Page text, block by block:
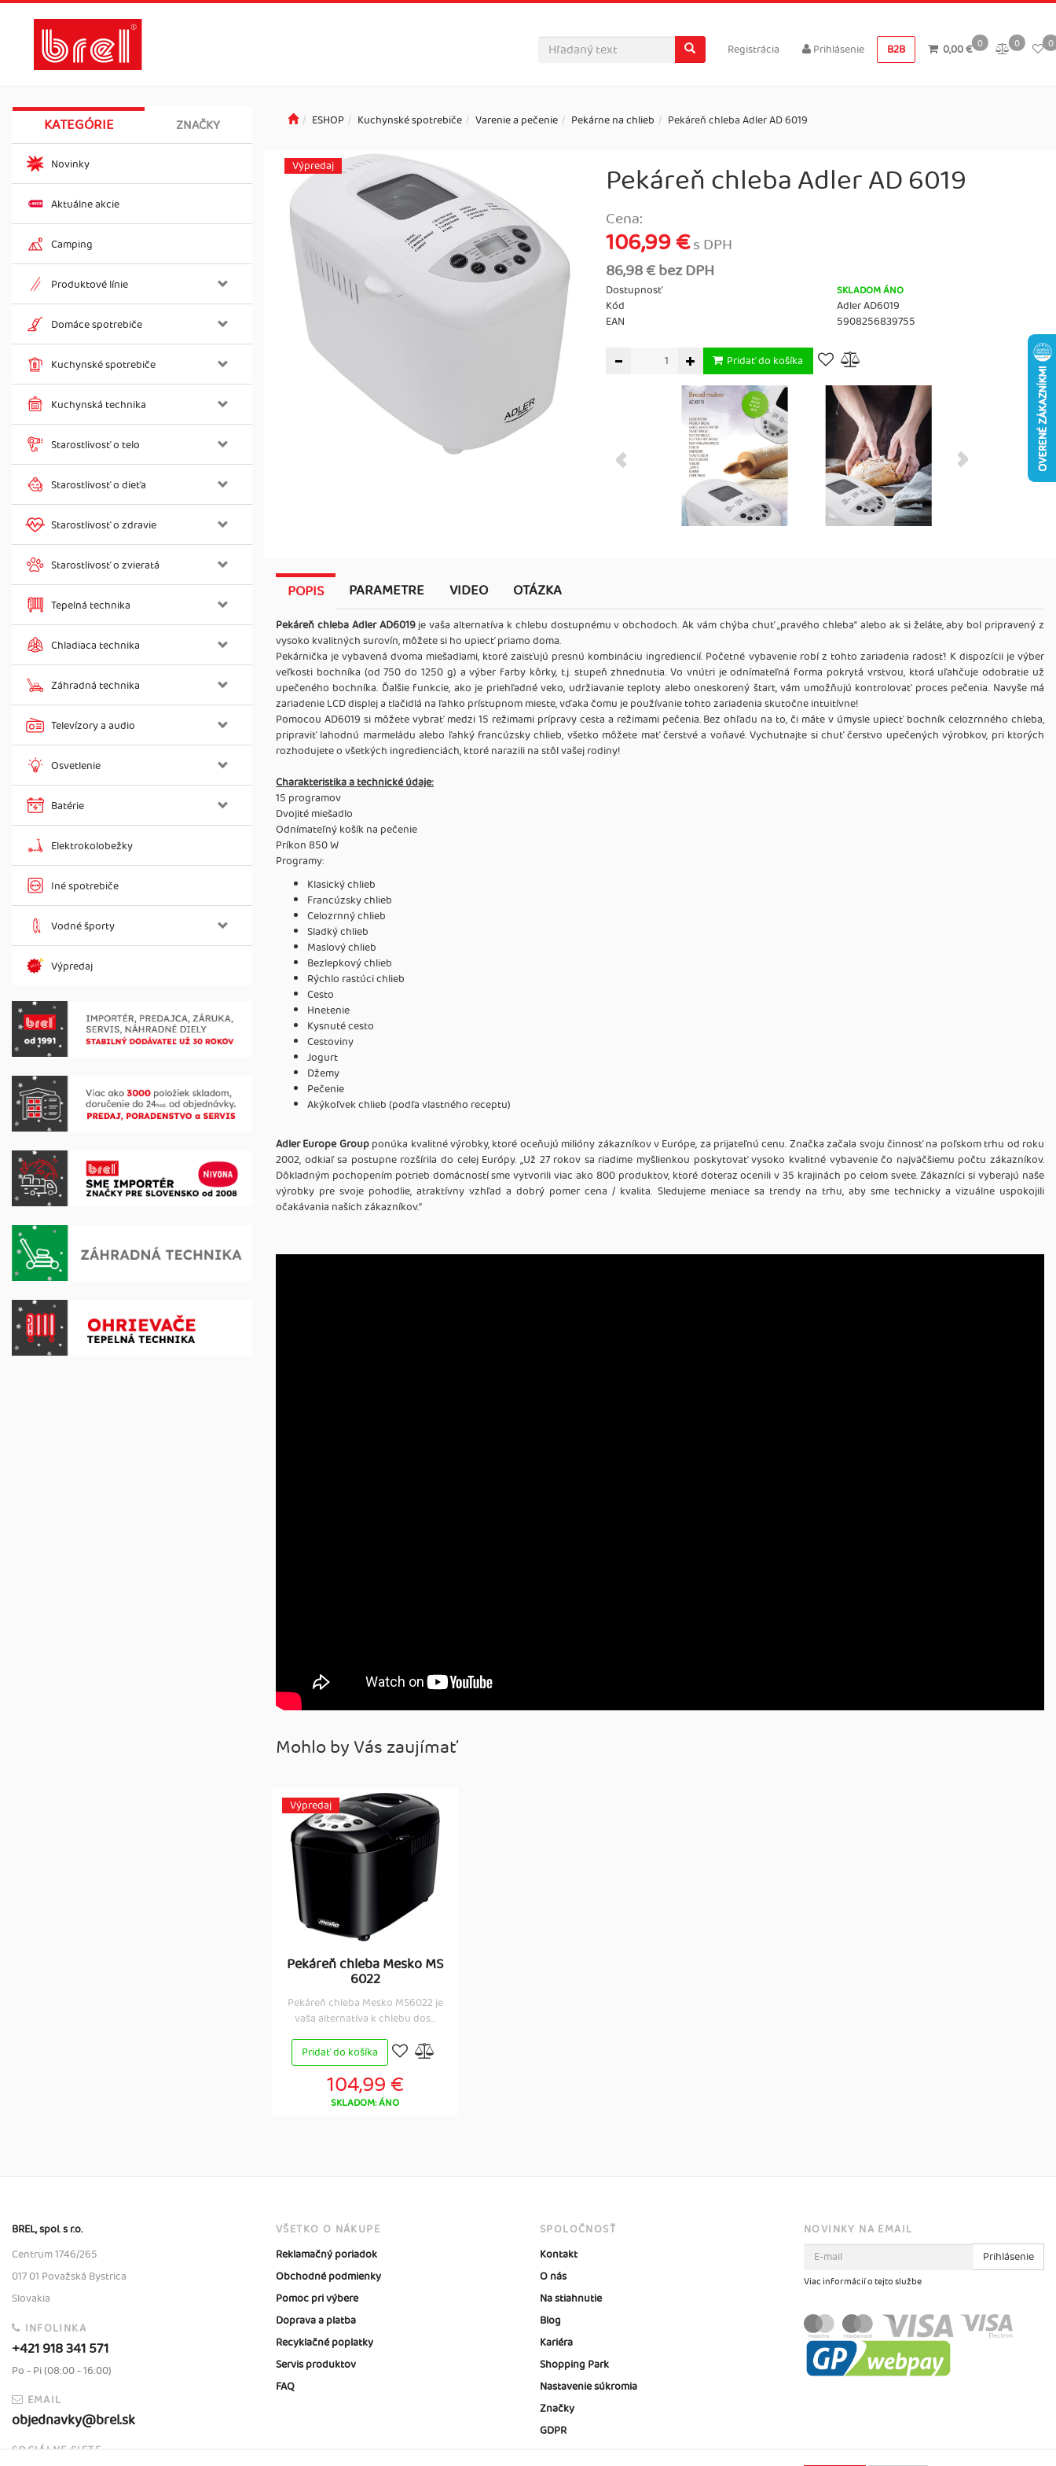
0
0,00 € 0 0
B2B
Registrácia Prihlásenie
KATEGÓRIE ZNAČKY
Novinky
Aktuálne akcie
Camping
Produktové línie
Domáce spotrebiče
Kuchynské spotrebiče
Kuchynská technika
Starostlivosť o telo
Starostlivosť o dieťa
Starostlivosť o zdravie
Starostlivosť o zvieratá
Tepelná technika
Chladiaca technika
Záhradná technika
Televízory a audio
Osvetlenie
Batérie
Elektrokolobežky
Iné spotrebiče
Vodné športy
Výpredaj
ESHOP Kuchynské spotrebiče Varenie a pečenie Pekárne na chlieb Pekáreň chleba Adler AD 6019
Výpredaj Pekáreň chleba Adler AD 6019
Cena:
106,99 €s DPH
86,98 € bez DPH
Dostupnosť SKLADOM ÁNO
Kód
Adler AD6019
EAN
5908256839755
Pridať do košíka
POPIS PARAMETRE VIDEO OTÁZKA
Pekáreň chleba Adler AD6019je vaša alternatíva k chlebu dostupnému v obchodoch. Ak vám chýba chuť „pravého chleba“ alebo ak si želáte, aby bol pripravený z
vysoko kvalitných surovín, môžete si ho upiecť priamo doma.
Pekárnička je vybavená dvoma miešadlami, ktoré zaisťujú presnú kombináciu ingrediencií. Početné vybavenie robí z tohto zariadenia radosť! K dispozícii je výber
veľkosti bochníka (od 750 do 1250 g) a výber farby kôrky, t.j. stupeň zhnednutia. Vo vnútri je odnímateľná forma pokrytá vrstvou, ktorá uľahčuje odobratie už
upečeného bochníka. Ďalšie funkcie, ako je priehľadné veko, udržiavanie teploty alebo oneskorený štart, vám umožňujú kontrolovať proces pečenia. Navyše má
zariadenie LCD displej a tlačidlá na ľahko prístupnom mieste, vďaka čomu je používanie tohto zariadenia skutočne intuitívne!
Pomocou AD6019 si môžete vybrať medzi 15 režimami prípravy cesta a režimami pečenia. Bez ohľadu na to, či máte v úmysle upiecť bochník celozrnného chleba,
pripraviť lahodnú marmeládu alebo ľahký francúzsky chlieb, všetko môžete mať čerstvé a voňavé. Vychutnajte si chuť čerstvo upečených výrobkov, pri ktorých
rozhodujete o všetkých ingredienciách, ktoré narazili na stôl vašej rodiny!
Charakteristika a technické údaje:
15 programov
Dvojité miešadlo
Odnímateľný košík na pečenie
Príkon 850 W
Programy:
Klasický chlieb
Francúzsky chlieb
Celozrnný chlieb
Sladký chlieb
Maslový chlieb
Bezlepkový chlieb
Rýchlo rastúci chlieb
Cesto
Hnetenie
Kysnuté cesto
Cestoviny
Jogurt
Džemy
Pečenie
Akýkoľvek chlieb (podľa vlastného receptu)
Adler Europe Groupponúka kvalitné výrobky, ktoré oceňujú milióny zákazníkov v Európe, za prijateľnú cenu. Značka začala svoju činnosť na poľskom trhu od roku
2002, odkiaľ sa postupne rozšírila do celej Európy. ,,Už 27 rokov sa riadime myšlienkou poskytovať vysoko kvalitné vybavenie čo najväčšiemu počtu zákazníkov.
Dôkladným pochopením potrieb domácností sme vytvorili viac ako 800 produktov, ktoré doteraz ocenili v 35 krajinách po celom svete. Zákazníci si vyberajú naše
výrobky pre svoje pohodlie, atraktívny vzhľad a dobrý pomer cena / kvalita. Sledujeme meniace sa trendy na trhu, aby sme technicky a vizuálne uspokojili
očakávania našich zákazníkov.‘‘
Mohlo by Vás zaujímať
Výpredaj
Pekáreň chleba Mesko MS
6022
Pekáreň chleba Mesko MS6022 je
vaša alternatíva k chlebu dos...
Pridať do košíka
104,99 €
SKLADOM: ÁNO
BREL, spol. s r.o.
Centrum 1746/265
017 01 Považská Bystrica
Slovakia
INFOLINKA
+421 918 341 571
Po - Pi (08:00 - 16:00)
EMAIL
objednavky@brel.sk
SOCIÁLNE SIETE
VŠETKO O NÁKUPE
Reklamačný poriadok
Obchodné podmienky
Pomoc pri výbere
Doprava a platba
Recyklačné poplatky
Servis produktov
FAQ
SPOLOČNOSŤ
Kontakt
O nás
Na stiahnutie
Blog
Kariéra
Shopping Park
Nastavenie súkromia
Značky
GDPR
NOVINKY NA EMAIL
Prihlásenie
Viac informácií o tejto službe